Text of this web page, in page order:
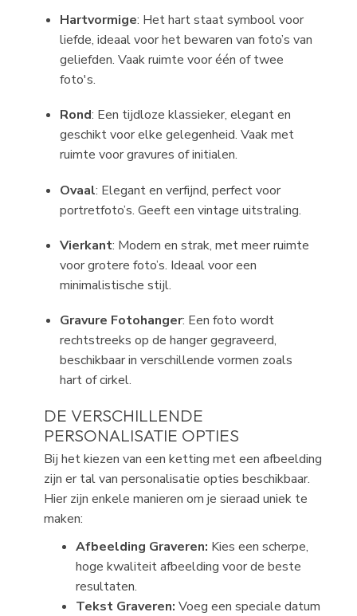
Hartvormige: Het hart staat symbool voor
liefde, ideaal voor het bewaren van foto’s van
geliefden. Vaak ruimte voor één of twee
foto's.
Rond: Een tijdloze klassieker, elegant en
geschikt voor elke gelegenheid. Vaak met
ruimte voor gravures of initialen.
Ovaal: Elegant en verfijnd, perfect voor
portretfoto’s. Geeft een vintage uitstraling.
Vierkant: Modern en strak, met meer ruimte
voor grotere foto’s. Ideaal voor een
minimalistische stijl.
Gravure Fotohanger: Een foto wordt
rechtstreeks op de hanger gegraveerd,
beschikbaar in verschillende vormen zoals
hart of cirkel.
DE VERSCHILLENDE
PERSONALISATIE OPTIES
Bij het kiezen van een ketting met een afbeelding
zijn er tal van personalisatie opties beschikbaar.
Hier zijn enkele manieren om je sieraad uniek te
maken:
Afbeelding Graveren: Kies een scherpe,
hoge kwaliteit afbeelding voor de beste
resultaten.
Tekst Graveren: Voeg een speciale datum